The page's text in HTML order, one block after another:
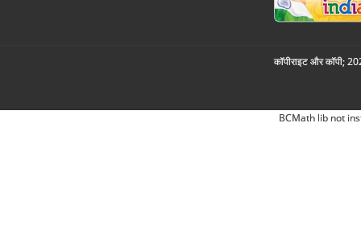
कॉपीराइट और कॉपी;
BCMath lib not